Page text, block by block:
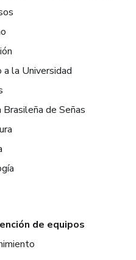
a la Universidad
Brasileña de Señas
de equipos